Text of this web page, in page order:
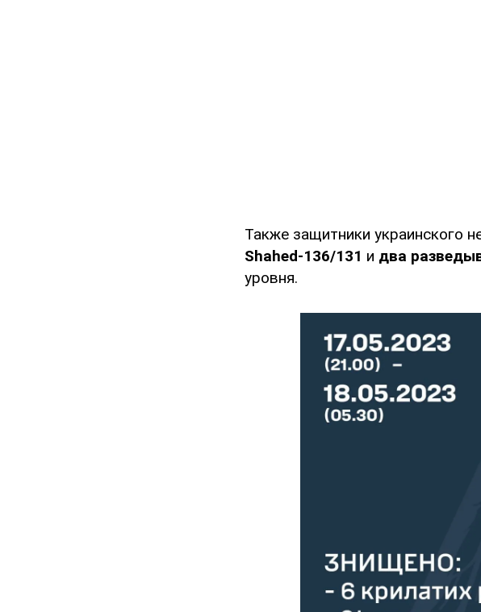
Также защитники украинского
Shahed-136/131 и два
уровня.